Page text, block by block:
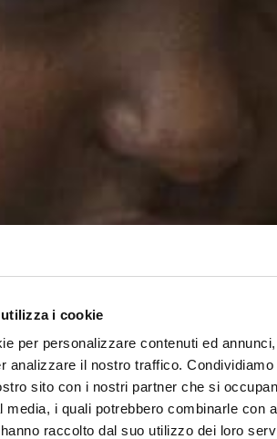
i cookie
per personalizzare contenuti ed
analizzare il nostro traffico.
sito con i nostri partner che si
media, i quali potrebbero combinarle con
raccolto dal suo utilizzo dei loro